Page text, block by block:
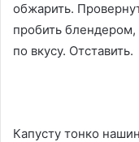
обжарить.
пробить блендером,
по вкусу. Отставить.
Капусту тонко